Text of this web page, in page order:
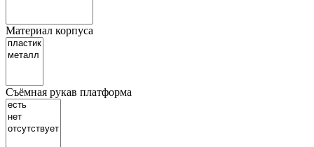
Материал корпуса
Съёмная рукав платформа